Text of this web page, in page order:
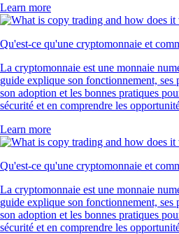
Learn more
Qu'est-ce qu'une cryptomonnaie et
La cryptomonnaie est une monnaie
guide explique son fonctionnement, ses
son adoption et les bonnes pratiques
sécurité et en comprendre les
Learn more
Qu'est-ce qu'une cryptomonnaie et
La cryptomonnaie est une monnaie
guide explique son fonctionnement, ses
son adoption et les bonnes pratiques
sécurité et en comprendre les